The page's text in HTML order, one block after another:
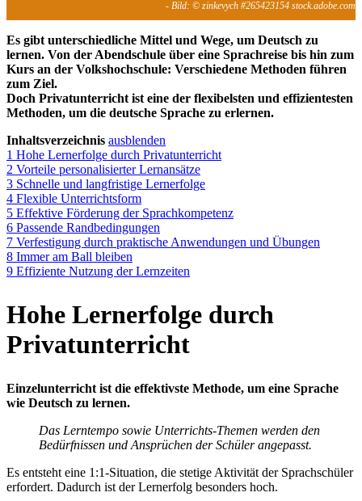
- Bild: © zinkevych #265423154 stock.adobe.com
Es gibt unterschiedliche Mittel und Wege, um Deutsch zu
lernen. Von der Abendschule über eine Sprachreise bis hin zum
Kurs an der Volkshochschule: Verschiedene Methoden führen
zum Ziel.
Doch Privatunterricht ist eine der flexibelsten und effizientesten
Methoden, um die deutsche Sprache zu erlernen.
Inhaltsverzeichnis ausblenden
1 Hohe Lernerfolge durch Privatunterricht
2 Vorteile personalisierter Lernansätze
3 Schnelle und langfristige Lernerfolge
4 Flexible Unterrichtsform
5 Effektive Förderung der Sprachkompetenz
6 Passende Randbedingungen
7 Verfestigung durch praktische Anwendungen und Übungen
8 Immer am Ball bleiben
9 Effiziente Nutzung der Lernzeiten
Hohe Lernerfolge durch
Privatunterricht
Einzelunterricht ist die effektivste Methode, um eine Sprache
wie Deutsch zu lernen.
Das Lerntempo sowie Unterrichts-Themen werden den
Bedürfnissen und Ansprüchen der Schüler angepasst.
Es entsteht eine 1:1-Situation, die stetige Aktivität der Sprachschüler
erfordert. Dadurch ist der Lernerfolg besonders hoch.